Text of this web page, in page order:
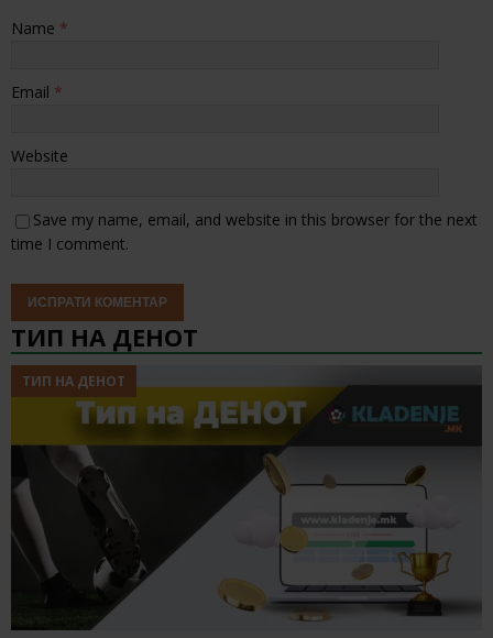
Name *
Email *
Website
Save my name, email, and website in this browser for the next
time I comment.
ТИП НА ДЕНОТ
ТИП НА ДЕНОТ